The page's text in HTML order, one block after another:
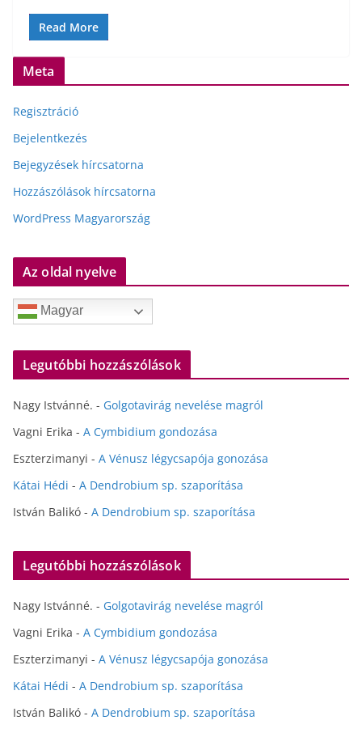
Read More
Meta
Regisztráció
Bejelentkezés
Bejegyzések hírcsatorna
Hozzászólások hírcsatorna
WordPress Magyarország
Az oldal nyelve
Magyar
Legutóbbi hozzászólások
Nagy Istvánné. - Golgotavirág nevelése magról
Vagni Erika - A Cymbidium gondozása
Eszterzimanyi - A Vénusz légycsapója gonozása
Kátai Hédi - A Dendrobium sp. szaporítása
István Balikó - A Dendrobium sp. szaporítása
Legutóbbi hozzászólások
Nagy Istvánné. - Golgotavirág nevelése magról
Vagni Erika - A Cymbidium gondozása
Eszterzimanyi - A Vénusz légycsapója gonozása
Kátai Hédi - A Dendrobium sp. szaporítása
István Balikó - A Dendrobium sp. szaporítása